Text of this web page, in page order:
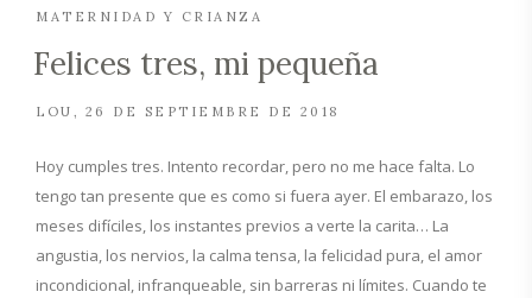
MATERNIDAD Y CRIANZA
Felices tres, mi pequeña
LOU 26 DE SEPTIEMBRE DE 2018
Hoy cumples tres. Intento recordar, pero no me hace falta. Lo
tengo tan presente que es como si fuera ayer. El embarazo, los
meses difíciles, los instantes previos a verte la carita… La
angustia, los nervios, la calma tensa, la felicidad pura, el amor
incondicional, infranqueable, sin barreras ni límites. Cuando te